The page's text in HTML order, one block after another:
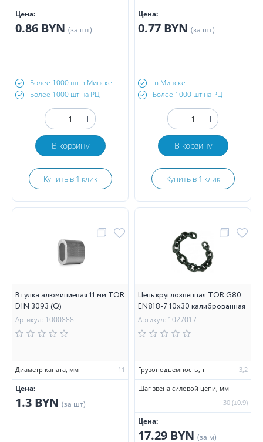
Цена:
0.86 BYN (за шт)
Более 1000 шт в Минске
Более 1000 шт на РЦ
В корзину
Купить в 1 клик
Цена:
0.77 BYN (за шт)
в Минске
Более 1000 шт на РЦ
В корзину
Купить в 1 клик
Втулка алюминиевая 11 мм TOR
DIN 3093 (Q)
Артикул: 1000888
Диаметр каната, мм 11
Цена:
1.3 BYN (за шт)
Цепь круглозвенная TOR G80
EN818-7 10х30 калиброванная
Артикул: 1027017
Грузоподъемность, т 3,2
Шаг звена силовой цепи, мм
30 (±0.9)
Цена:
17.29 BYN (за м)